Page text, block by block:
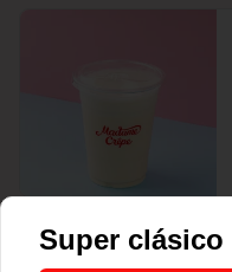
Super clásico